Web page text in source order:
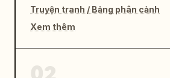
Truyện tranh / Bảng phân cảnh
Xem thêm